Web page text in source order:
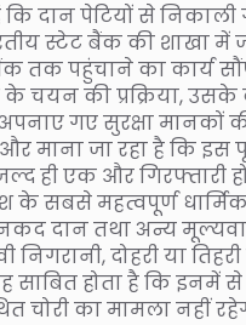
दान पेटियों से
स्टेट बैंक की शाखा
पहुंचाने का कार्य
चयन की प्रक्रिया, उसके
गए सुरक्षा मानकों
माना जा रहा है कि
ही एक और गिरफ्तारी
सबसे महत्वपूर्ण धार्मिक
नकद दान तथा अन्य
निगरानी, दोहरी या
साबित होता है कि इनमें
चोरी का मामला नहीं